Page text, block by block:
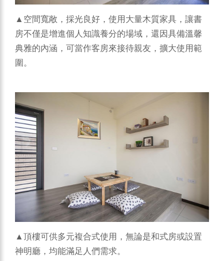
▲空間寬敞，採光良好，使用大量木質家具，讓書
房不僅是增進個人知識養分的場域，還因具備溫馨
典雅的內涵，可當作客房來接待親友，擴大使用範
圍。
▲頂樓可供多元複合式使用，無論是和式房或設置
神明廳，均能滿足人們需求。